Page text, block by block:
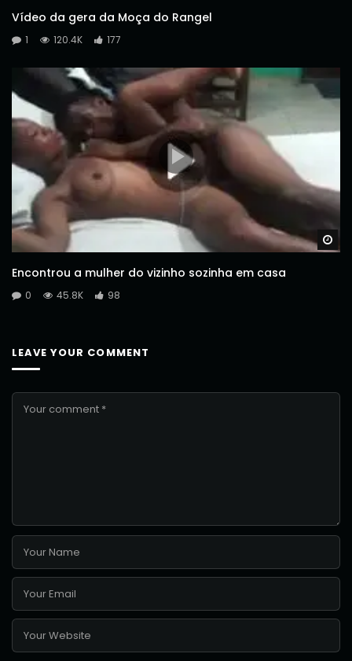
Vídeo da gera da Moça do Rangel
1 120.4K 177
Encontrou a mulher do vizinho sozinha em casa
0 45.8K 98
LEAVE YOUR COMMENT